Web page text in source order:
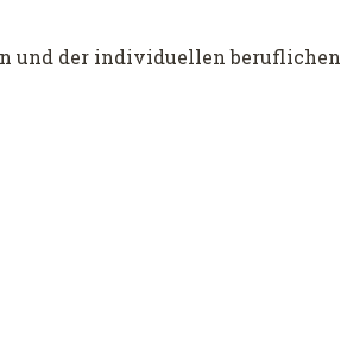
und der individuellen beruflichen